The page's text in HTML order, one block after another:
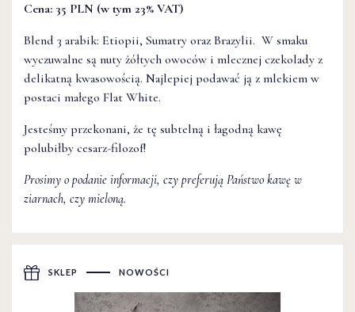
Cena: 35 PLN (w tym 23% VAT)
Blend 3 arabik: Etiopii, Sumatry oraz Brazylii. W smaku
wyczuwalne są nuty żółtych owoców i mlecznej czekolady z
delikatną kwasowością. Najlepiej podawać ją z mlekiem w
postaci małego Flat White.
Jesteśmy przekonani, że tę subtelną i łagodną kawę
polubiłby cesarz-filozof!
Prosimy o podanie informacji, czy preferują Państwo kawę w
ziarnach, czy mieloną.
SKLEP NOWOŚCI